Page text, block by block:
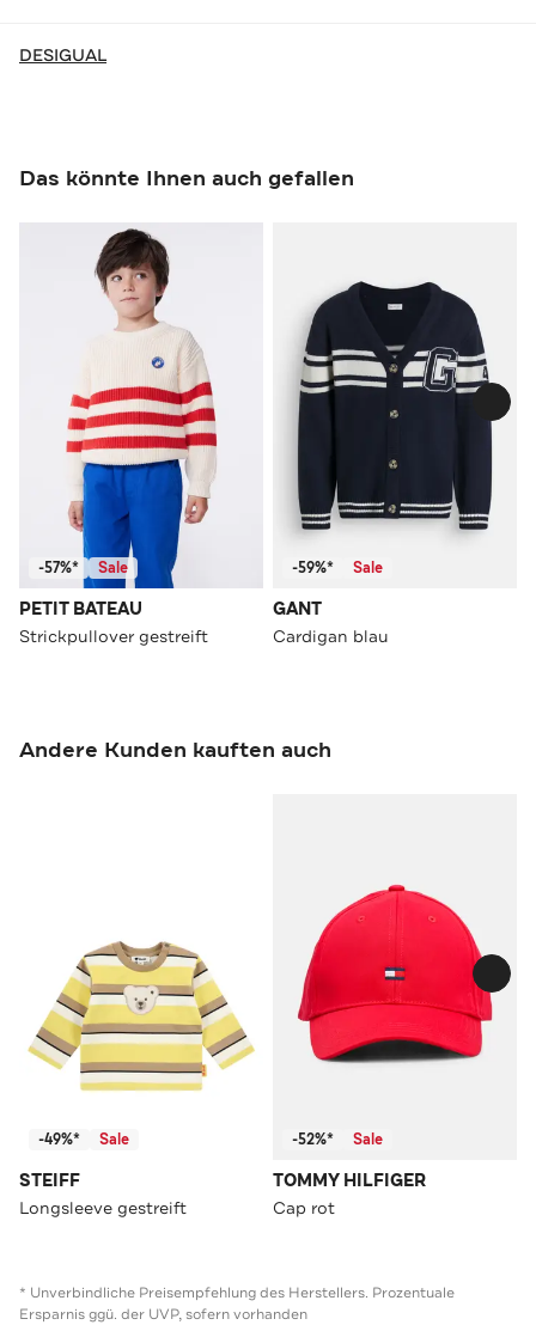
DESIGUAL
Das könnte Ihnen auch gefallen
-57%* Sale
PETIT BATEAU
Strickpullover gestreift
-59%* Sale
GANT
Cardigan blau
Andere Kunden kauften auch
-49%* Sale
STEIFF
Longsleeve gestreift
-52%* Sale
TOMMY HILFIGER
Cap rot
* Unverbindliche Preisempfehlung des Herstellers. Prozentuale
Ersparnis ggü. der UVP, sofern vorhanden